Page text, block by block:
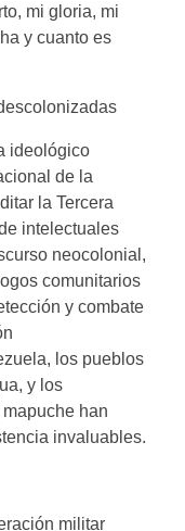
mi gloria, mi
y cuanto es
ideológico
de la
la Tercera
intelectuales
neocolonial,
comunitarios
y combate
los pueblos
y los
han
invaluables.
militar